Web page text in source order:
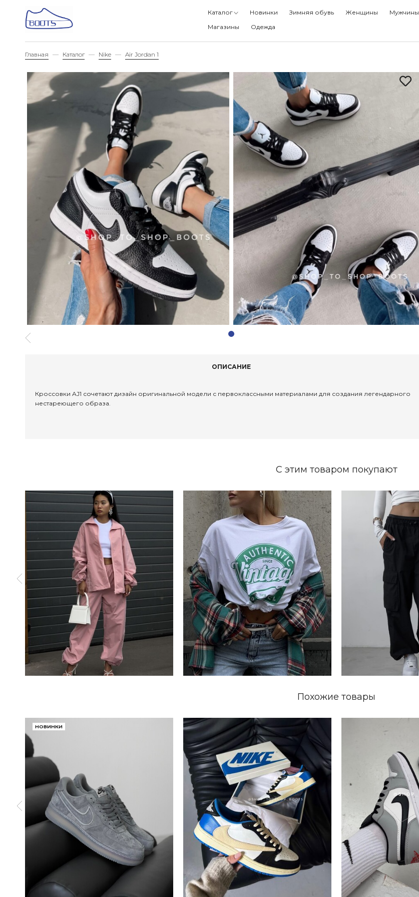
Каталог Новинки Зимняя обувь Женщины Мужчины
Магазины
Одежда
Главная Каталог Nike Air Jordan 1
ОПИСАНИЕ
Кроссовки AJ1 сочетают дизайн оригинальной модели с первоклассными материалами для создания легендарного
нестареющего образа.
С этим товаром покупают
Похожие товары
НОВИНКИ
Sale
Магазины